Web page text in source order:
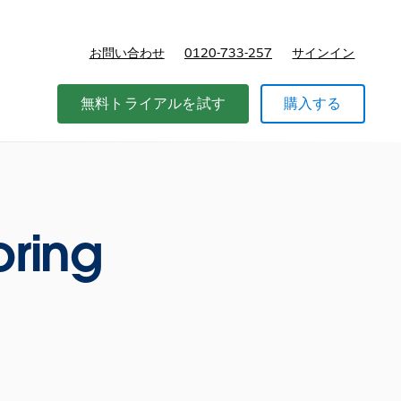
お問い合わせ 0120-733-257 サインイン
無料トライアルを試す 購入する